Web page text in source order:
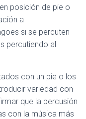
posición de pie o
a
si se percuten
percutiendo al
con un pie o los
variedad con
que la percusión
con la música más